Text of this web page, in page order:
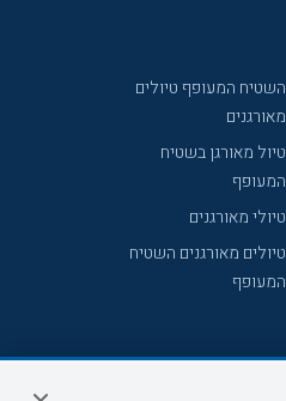
השטיח המעופף טיולים
מאורגנים
טיול מאורגן בשטיח
המעופף
טיולי מאורגנים
טיולים מאורגנים השטיח
המעופף